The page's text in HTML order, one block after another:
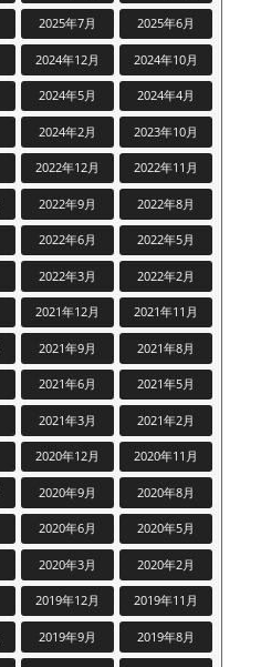
2025年7月 2025年6月
2024年12月 2024年10月
2024年5月 2024年4月
2024年2月 2023年10月
2022年12月 2022年11月
2022年9月 2022年8月
2022年6月 2022年5月
2022年3月 2022年2月
2021年12月 2021年11月
2021年9月 2021年8月
2021年6月 2021年5月
2021年3月 2021年2月
2020年12月 2020年11月
2020年9月 2020年8月
2020年6月 2020年5月
2020年3月 2020年2月
2019年12月 2019年11月
2019年9月 2019年8月